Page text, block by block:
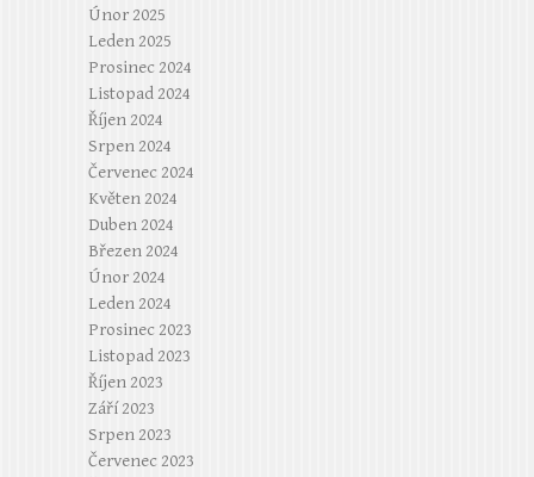
Únor 2025
Leden 2025
Prosinec 2024
Listopad 2024
Říjen 2024
Srpen 2024
Červenec 2024
Květen 2024
Duben 2024
Březen 2024
Únor 2024
Leden 2024
Prosinec 2023
Listopad 2023
Říjen 2023
Září 2023
Srpen 2023
Červenec 2023